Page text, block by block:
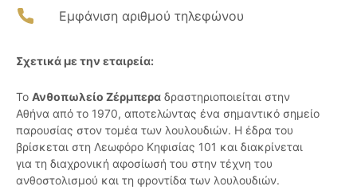
Εμφάνιση αριθμού τηλεφώνου
Σχετικά με την εταιρεία:
Το Ανθοπωλείο Ζέρμπερα δραστηριοποιείται στην
Αθήνα από το 1970, αποτελώντας ένα σημαντικό σημείο
παρουσίας στον τομέα των λουλουδιών. Η έδρα του
βρίσκεται στη Λεωφόρο Κηφισίας 101 και διακρίνεται
για τη διαχρονική αφοσίωσή του στην τέχνη του
ανθοστολισμού και τη φροντίδα των λουλουδιών.